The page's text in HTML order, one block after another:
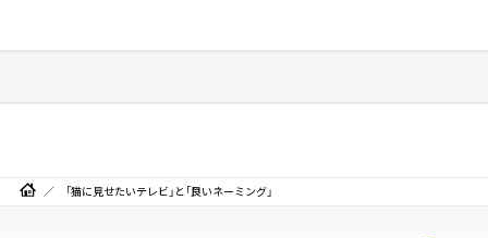
「猫に見せたいテレビ」と「良いネーミング」